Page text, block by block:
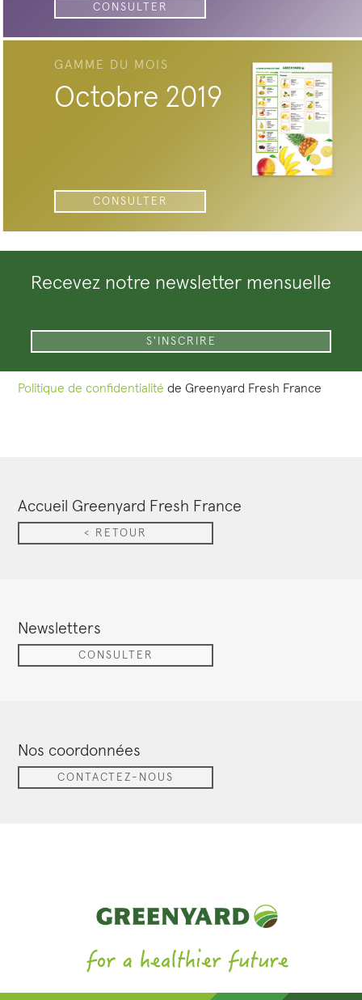
CONSULTER
GAMME DU MOIS
Octobre 2019
CONSULTER
Recevez notre newsletter mensuelle
Politique de confidentialité de Greenyard Fresh France
Accueil Greenyard Fresh France
< RETOUR
Newsletters
CONSULTER
Nos coordonnées
CONTACTEZ-NOUS